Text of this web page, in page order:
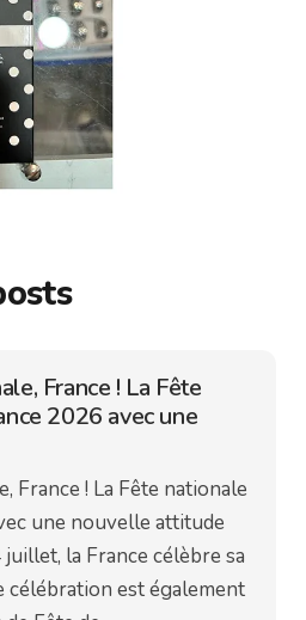
France ! La Fête
2026 avec une
France ! La Fête nationale
une nouvelle attitude
la France célèbre sa
célébration est également